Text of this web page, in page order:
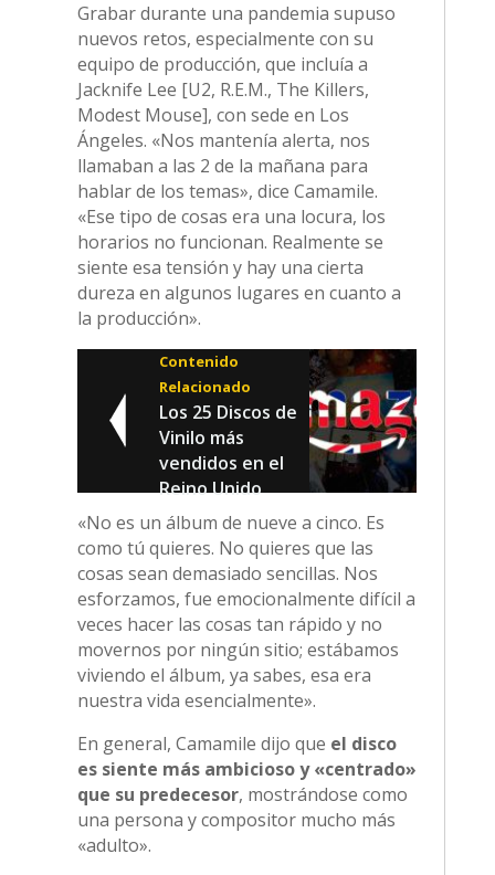
Grabar durante una pandemia supuso
nuevos retos, especialmente con su
equipo de producción, que incluía a
Jacknife Lee [U2, R.E.M., The Killers,
Modest Mouse], con sede en Los
Ángeles. «Nos mantenía alerta, nos
llamaban a las 2 de la mañana para
hablar de los temas», dice Camamile.
«Ese tipo de cosas era una locura, los
horarios no funcionan. Realmente se
siente esa tensión y hay una cierta
dureza en algunos lugares en cuanto a
la producción».
Contenido
Relacionado
Los 25 Discos de
Vinilo más
vendidos en el
Reino Unido
«No es un álbum de nueve a cinco. Es
como tú quieres. No quieres que las
cosas sean demasiado sencillas. Nos
esforzamos, fue emocionalmente difícil a
veces hacer las cosas tan rápido y no
movernos por ningún sitio; estábamos
viviendo el álbum, ya sabes, esa era
nuestra vida esencialmente».
En general, Camamile dijo que el disco
es siente más ambicioso y «centrado»
que su predecesor, mostrándose como
una persona y compositor mucho más
«adulto».